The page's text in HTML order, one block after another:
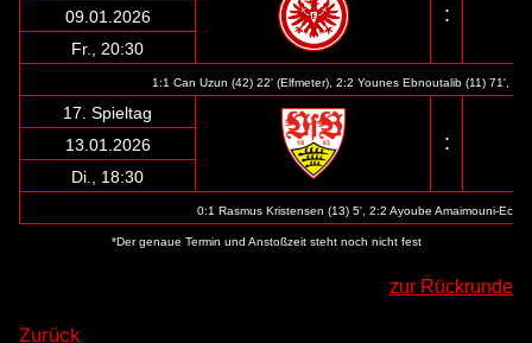
:
09.01.2026
Fr., 20:30
1:1 Can Uzun (42) 22' (Elfmeter), 2:2 Younes Ebnoutalib (11) 71',
17. Spieltag
:
13.01.2026
Di., 18:30
0:1 Rasmus Kristensen (13) 5', 2:2 Ayoube Amaimouni-
*Der genaue Termin und Anstoßzeit steht noch nicht fest
zur Rückrunde
Zurück